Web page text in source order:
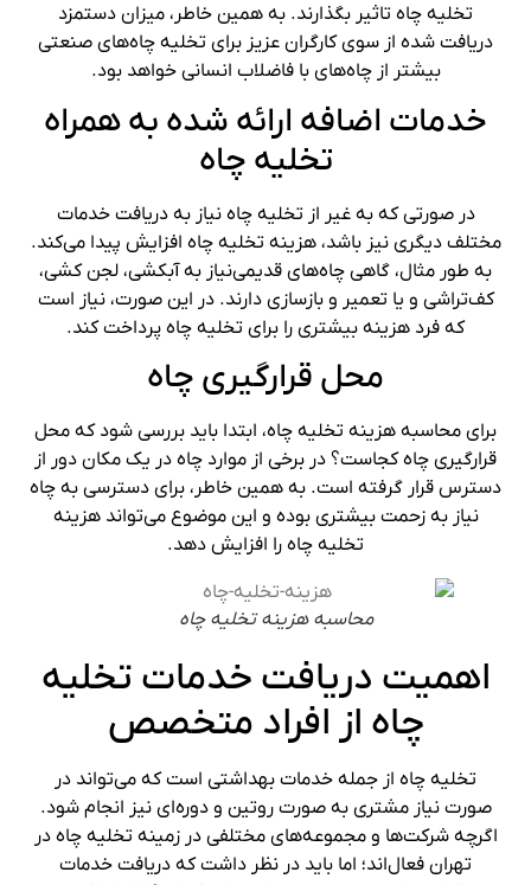
تخلیه چاه تاثیر بگذارند. به همین خاطر، میزان دستمزد
دریافت شده از سوی کارگران عزیز برای تخلیه چاه‌های صنعتی
بیشتر از چاه‌های با فاضلاب انسانی خواهد بود.
خدمات اضافه ارائه شده به همراه
تخلیه چاه
در صورتی که به غیر از تخلیه چاه نیاز به دریافت خدمات
مختلف دیگری نیز باشد، هزینه تخلیه چاه افزایش پیدا می‌کند.
به طور مثال، گاهی چاه‌های قدیمی‌نیاز به آبکشی، لجن کشی،
کف‌تراشی و یا تعمیر و بازسازی دارند. در این صورت، نیاز است
که فرد هزینه بیشتری را برای تخلیه چاه پرداخت کند.
محل قرارگیری چاه
برای محاسبه هزینه تخلیه چاه، ابتدا باید بررسی شود که محل
قرارگیری چاه کجاست؟ در برخی از موارد چاه در یک مکان دور از
دسترس قرار گرفته است. به همین خاطر، برای دسترسی به چاه
نیاز به زحمت بیشتری بوده و این موضوع می‌تواند هزینه
تخلیه چاه را افزایش دهد.
محاسبه هزینه تخلیه چاه
اهمیت دریافت خدمات تخلیه
چاه از افراد متخصص
تخلیه چاه از جمله خدمات بهداشتی است که می‌تواند در
صورت نیاز مشتری به صورت روتین و دوره‌ای نیز انجام شود.
اگرچه شرکت‌ها و مجموعه‌های مختلفی در زمینه تخلیه چاه در
تهران فعال‌اند؛ اما باید در نظر داشت که دریافت خدمات